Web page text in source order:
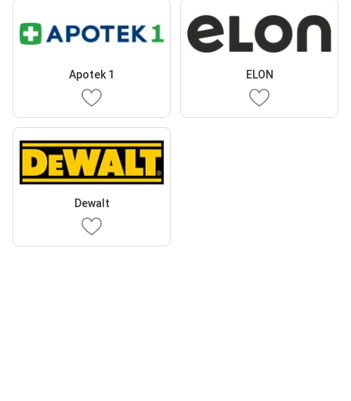
Apotek 1 ELON
Dewalt